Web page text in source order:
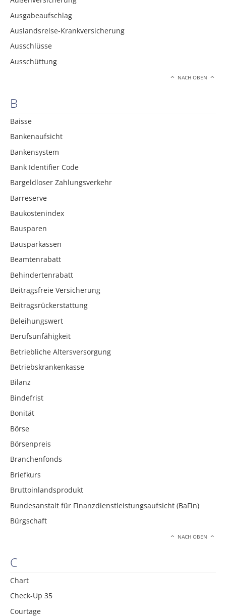
Ausgabeaufschlag
Auslandsreise-Krankversicherung
Ausschlüsse
Ausschüttung
NACH OBEN
B
Baisse
Bankenaufsicht
Bankensystem
Bank Identifier Code
Bargeldloser Zahlungsverkehr
Barreserve
Baukostenindex
Bausparen
Bausparkassen
Beamtenrabatt
Behindertenrabatt
Beitragsfreie Versicherung
Beitragsrückerstattung
Beleihungswert
Berufsunfähigkeit
Betriebliche Altersversorgung
Betriebskrankenkasse
Bilanz
Bindefrist
Bonität
Börse
Börsenpreis
Branchenfonds
Briefkurs
Bruttoinlandsprodukt
Bundesanstalt für Finanzdienstleistungsaufsicht (BaFin)
Bürgschaft
NACH OBEN
C
Chart
Check-Up 35
Courtage